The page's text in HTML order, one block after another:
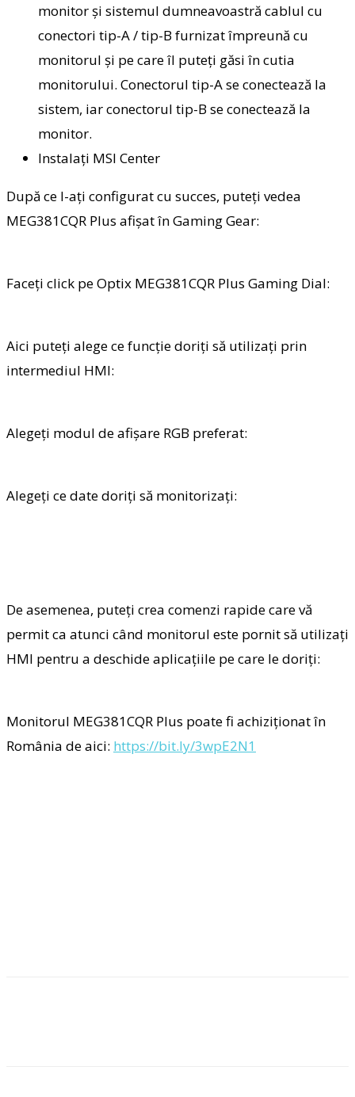
monitor și sistemul dumneavoastră cablul cu
conectori tip-A / tip-B furnizat împreună cu
monitorul și pe care îl puteți găsi în cutia
monitorului. Conectorul tip-A se conectează la
sistem, iar conectorul tip-B se conectează la
monitor.
Instalați MSI Center
După ce l-ați configurat cu succes, puteți vedea
MEG381CQR Plus afișat în Gaming Gear:
Faceți click pe Optix MEG381CQR Plus Gaming Dial:
Aici puteți alege ce funcție doriți să utilizați prin
intermediul HMI:
Alegeți modul de afișare RGB preferat:
Alegeți ce date doriți să monitorizați:
De asemenea, puteți crea comenzi rapide care vă
permit ca atunci când monitorul este pornit să utilizați
HMI pentru a deschide aplicațiile pe care le doriți:
Monitorul MEG381CQR Plus poate fi achiziționat în
România de aici: https://bit.ly/3wpE2N1